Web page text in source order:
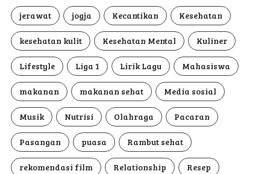
jerawat jogja Kecantikan Kesehatan
kesehatan kulit Kesehatan Mental Kuliner
Lifestyle Liga 1 Lirik Lagu Mahasiswa
makanan makanan sehat Media sosial
Musik Nutrisi Olahraga Pacaran
Pasangan puasa Rambut sehat
rekomendasi film Relationship Resep